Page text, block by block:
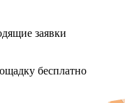
заявки
бесплатно